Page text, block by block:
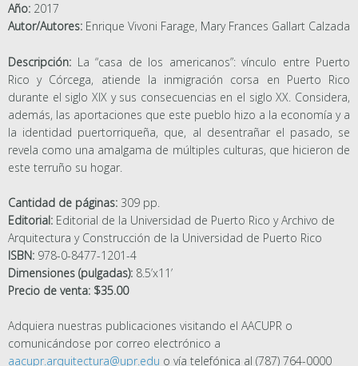
Año: 2017
Autor/Autores: Enrique Vivoni Farage, Mary Frances Gallart Calzada
Descripción: La “casa de los americanos”: vínculo entre Puerto
Rico y Córcega, atiende la inmigración corsa en Puerto Rico
durante el siglo XIX y sus consecuencias en el siglo XX. Considera,
además, las aportaciones que este pueblo hizo a la economía y a
la identidad puertorriqueña, que, al desentrañar el pasado, se
revela como una amalgama de múltiples culturas, que hicieron de
este terruño su hogar.
Cantidad de páginas: 309 pp.
Editorial: Editorial de la Universidad de Puerto Rico y Archivo de
Arquitectura y Construcción de la Universidad de Puerto Rico
ISBN: 978-0-8477-1201-4
Dimensiones (pulgadas): 8.5’x11’
Precio de venta: $35.00
Adquiera nuestras publicaciones visitando el AACUPR o
comunicándose por correo electrónico a
aacupr.arquitectura@upr.edu o vía telefónica al (787) 764-0000